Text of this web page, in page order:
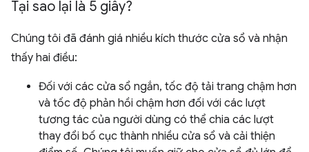
Tại sao lại là 5 giây?
Chúng tôi đã đánh giá nhiều kích thước cửa sổ và nhận
thấy hai điều:
Đối với các cửa sổ ngắn, tốc độ tải trang chậm hơn
và tốc độ phản hồi chậm hơn đối với các lượt
tương tác của người dùng có thể chia các lượt
thay đổi bố cục thành nhiều cửa sổ và cải thiện